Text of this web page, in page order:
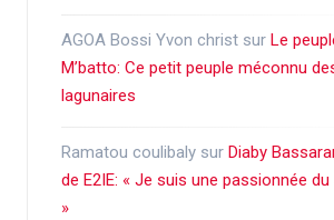
AGOA Bossi Yvon christ sur Le
M’batto: Ce petit peuple méconnu
lagunaires
Ramatou coulibaly sur Diaby
de E2IE: « Je suis une passionnée
»